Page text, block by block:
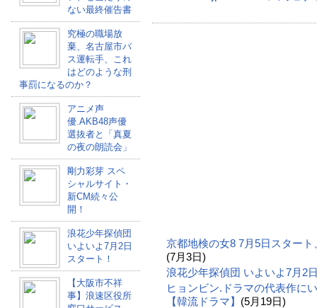
ない最終催告書
究極の職場放
棄、名古屋市バ
ス運転手、これ
はどのような刑
事罰になるのか？
アニメ声
優.AKB48声優
選抜者と「真夏
の夜の朗読会」
剛力彩芽 スペ
シャルサイト・
新CM続々公
開！
浪花少年探偵団
いよいよ7月2日
スタート！
【大阪市不祥
事】浪速区役所
京都地検の女8 7月5日スター
(7月3日)
浪花少年探偵団 いよいよ7月2
ヒョンビン.ドラマの代表作に
【韓流ドラマ】 (5月19日)